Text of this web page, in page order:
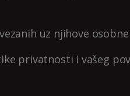
uz njihove
privatnosti i vašeg